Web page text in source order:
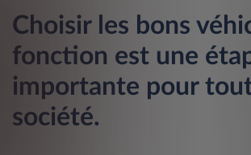
Choisir les bons
fonction est une
importante pour
société.